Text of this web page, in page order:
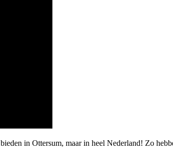
in Ottersum, maar in heel Nederland! Zo